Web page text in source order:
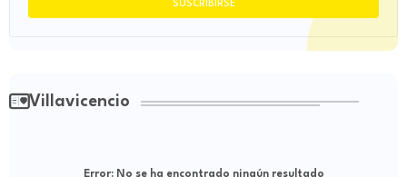
Villavicencio
Error:No se ha encontrado ningún resultado